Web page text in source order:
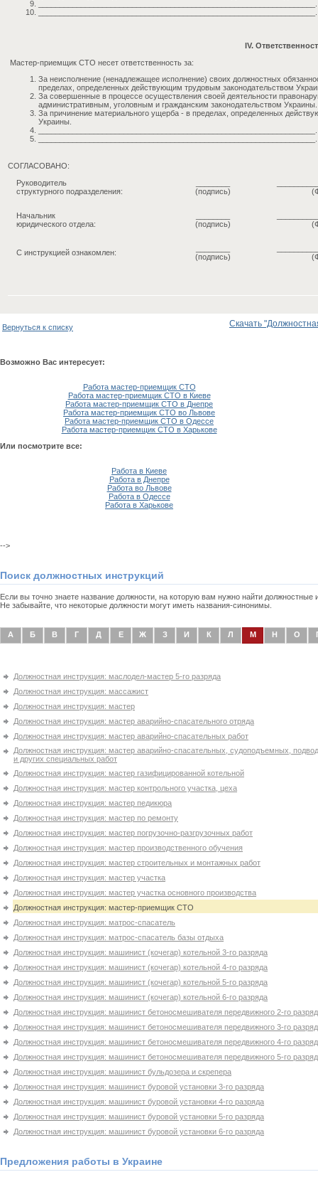
IV.
Мастер-приемщик СТО несет ответственность за:
За неисполнение (ненадлежащее исполнение) своих должностных
пределах, определенных действующим трудовым законодательством
За совершенные в процессе осуществления своей деятельности
административным, уголовным и гражданским законодательством Украины.
За причинение материального ущерба - в пределах, определенных
Украины.
СОГЛАСОВАНО:
Руководитель
структурного подразделения:
(подпись)
Начальник
юридического отдела:
(подпись)
С инструкцией ознакомлен:
(подпись)
Вернуться к списку Скачать
Возможно Вас интересует:
Работа мастер-приемщик СТО
Работа мастер-приемщик СТО в Киеве
Работа мастер-приемщик СТО в Днепре
Работа мастер-приемщик СТО во Львове
Работа мастер-приемщик СТО в Одессе
Работа мастер-приемщик СТО в Харькове
Или посмотрите все:
Работа в Киеве
Работа в Днепре
Работа во Львове
Работа в Одессе
Работа в Харькове
-->
Поиск должностных инструкций
Если вы точно знаете название должности, на которую вам нужно найти
Не забывайте, что некоторые должности могут иметь названия-синонимы.
А Б В Г Д Е Ж З И К Л М Н О
Должностная инструкция: маслодел-мастер 5-го разряда
Должностная инструкция: массажист
Должностная инструкция: мастер
Должностная инструкция: мастер аварийно-спасательного отряда
Должностная инструкция: мастер аварийно-спасательных работ
Должностная инструкция: мастер аварийно-спасательных, судоподъемных,
и других специальных работ
Должностная инструкция: мастер газифицированной котельной
Должностная инструкция: мастер контрольного участка, цеха
Должностная инструкция: мастер педикюра
Должностная инструкция: мастер по ремонту
Должностная инструкция: мастер погрузочно-разгрузочных работ
Должностная инструкция: мастер производственного обучения
Должностная инструкция: мастер строительных и монтажных работ
Должностная инструкция: мастер участка
Должностная инструкция: мастер участка основного производства
Должностная инструкция: мастер-приемщик СТО
Должностная инструкция: матрос-спасатель
Должностная инструкция: матрос-спасатель базы отдыха
Должностная инструкция: машинист (кочегар) котельной 3-го разряда
Должностная инструкция: машинист (кочегар) котельной 4-го разряда
Должностная инструкция: машинист (кочегар) котельной 5-го разряда
Должностная инструкция: машинист (кочегар) котельной 6-го разряда
Должностная инструкция: машинист бетоносмешивателя передвижного 2-го
Должностная инструкция: машинист бетоносмешивателя передвижного 3-го
Должностная инструкция: машинист бетоносмешивателя передвижного 4-го
Должностная инструкция: машинист бетоносмешивателя передвижного 5-го
Должностная инструкция: машинист бульдозера и скрепера
Должностная инструкция: машинист буровой установки 3-го разряда
Должностная инструкция: машинист буровой установки 4-го разряда
Должностная инструкция: машинист буровой установки 5-го разряда
Должностная инструкция: машинист буровой установки 6-го разряда
Предложения работы в Украине